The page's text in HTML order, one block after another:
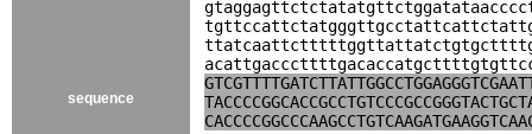
sequence